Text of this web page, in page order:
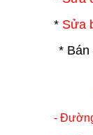
* Sửa
* Bán
-